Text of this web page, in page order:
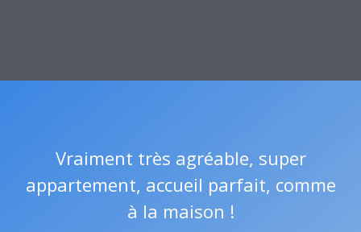
Vraiment très agréable, super
appartement, accueil parfait, comme
à la maison !